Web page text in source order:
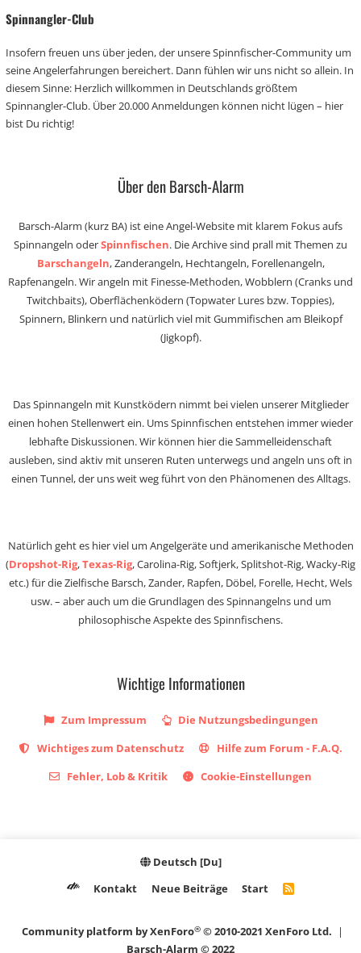
Spinnangler-Club
Insofern freuen uns über jeden, der unsere Spinnfischer-Community um
seine Angelerfahrungen bereichert. Dann fühlen wir uns nicht so allein. In
diesem Sinne: Herzlich willkommen in Deutschlands größtem
Spinnangler-Club. Über 20.000 Anmeldungen können nicht lügen – hier
bist Du richtig!
Über den Barsch-Alarm
Barsch-Alarm (kurz BA) ist eine Angel-Website mit klarem Fokus aufs
Spinnangeln oderSpinnfischen. Die Archive sind prall mit Themen zu
Barschangeln, Zanderangeln, Hechtangeln, Forellenangeln,
Rapfenangeln. Wir angeln mit Finesse-Methoden, Wobblern (Cranks und
Twitchbaits), Oberflächenködern (Topwater Lures bzw. Toppies),
Spinnern, Blinkern und natürlich viel mit Gummifischen am Bleikopf
(Jigkopf).
Das Spinnangeln mit Kunstködern nimmt bei vielen unserer Mitglieder
einen hohen Stellenwert ein. Ums Spinnfischen entstehen immer wieder
lebhafte Diskussionen. Wir können hier die Sammelleidenschaft
ausleben, sind aktiv mit unseren Ruten unterwegs und angeln uns oft in
einen Tunnel, der uns weit weg führt von den Phänomenen des Alltags.
Natürlich geht es hier viel um Angelgeräte und amerikanische Methoden
(Dropshot-Rig,Texas-Rig, Carolina-Rig, Softjerk, Splitshot-Rig, Wacky-Rig
etc.) für die Zielfische Barsch, Zander, Rapfen, Döbel, Forelle, Hecht, Wels
usw. – aber auch um die Grundlagen des Spinnangelns und um
philosophische Aspekte des Spinnfischens.
Wichtige Informationen
Zum Impressum
Die Nutzungsbedingungen
Wichtiges zum Datenschutz
Hilfe zum Forum - F.A.Q.
Fehler, Lob & Kritik
Cookie-Einstellungen
Deutsch [Du]
Kontakt
Neue Beiträge Start
R
Community platform by XenForo® © 2010-2021 XenForo Ltd.
|
Barsch-Alarm © 2022